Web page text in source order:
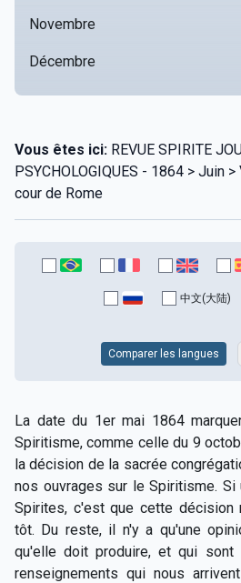
Novembre
Décembre
Vous êtes ici: REVUE SPIRITE
PSYCHOLOGIQUES - 1864 > Juin
cour de Rome
中文(大陆)
Comparer les langues
La date du 1er mai 1864
Spiritisme, comme celle du 9
la décision de la sacrée
nos ouvrages sur le Spiritisme.
Spirites, c'est que cette
tôt. Du reste, il n'y a qu'une
qu'elle doit produire, et qui sont
renseignements qui nous